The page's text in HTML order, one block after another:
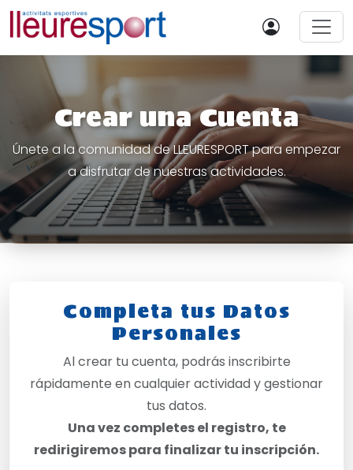
Crear una Cuenta
Únete a la comunidad de LLEURESPORT para empezar
a disfrutar de nuestras actividades.
Completa tus Datos
Personales
Al crear tu cuenta, podrás inscribirte
rápidamente en cualquier actividad y gestionar
tus datos.
Una vez completes el registro, te
redirigiremos para finalizar tu inscripción.